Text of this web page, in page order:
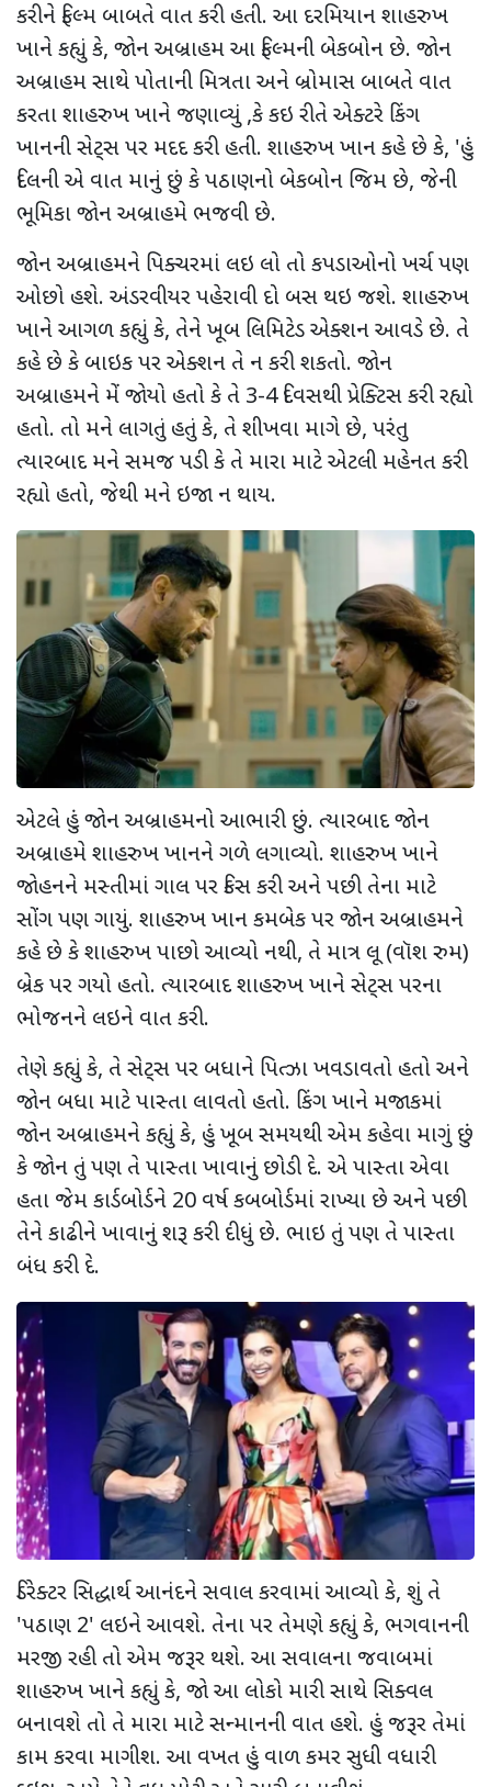
કરીને ફિલ્મ બાબતે વાત કરી હતી. આ દરમિયાન શાહરુખ
ખાને કહ્યું કે, જોન અબ્રાહમ આ ફિલ્મની બેકબોન છે. જોન
અબ્રાહમ સાથે પોતાની મિત્રતા અને બ્રોમાસ બાબતે વાત
કરતા શાહરુખ ખાને જણાવ્યું ,કે કઇ રીતે એક્ટરે કિંગ
ખાનની સેટ્સ પર મદદ કરી હતી. શાહરુખ ખાન કહે છે કે, 'હું
દિલની એ વાત માનું છું કે પઠાણનો બેકબોન જિમ છે, જેની
ભૂમિકા જોન અબ્રાહમે ભજવી છે.
જોન અબ્રાહમને પિક્ચરમાં લઇ લો તો કપડાઓનો ખર્ચ પણ
ઓછો હશે. અંડરવીયર પહેરાવી દો બસ થઇ જશે. શાહરુખ
ખાને આગળ કહ્યું કે, તેને ખૂબ લિમિટેડ એક્શન આવડે છે. તે
કહે છે કે બાઇક પર એક્શન તે ન કરી શકતો. જોન
અબ્રાહમને મેં જોયો હતો કે તે 3-4 દિવસથી પ્રેક્ટિસ કરી રહ્યો
હતો. તો મને લાગતું હતું કે, તે શીખવા માગે છે, પરંતુ
ત્યારબાદ મને સમજ પડી કે તે મારા માટે એટલી મહેનત કરી
રહ્યો હતો, જેથી મને ઇજા ન થાય.
એટલે હું જોન અબ્રાહમનો આભારી છું. ત્યારબાદ જોન
અબ્રાહમે શાહરુખ ખાનને ગળે લગાવ્યો. શાહરુખ ખાને
જોહનને મસ્તીમાં ગાલ પર કિસ કરી અને પછી તેના માટે
સોંગ પણ ગાયું. શાહરુખ ખાન કમબેક પર જોન અબ્રાહમને
કહે છે કે શાહરુખ પાછો આવ્યો નથી, તે માત્ર લૂ (વૉશ રુમ)
બ્રેક પર ગયો હતો. ત્યારબાદ શાહરુખ ખાને સેટ્સ પરના
ભોજનને લઇને વાત કરી.
તેણે કહ્યું કે, તે સેટ્સ પર બધાને પિત્ઝા ખવડાવતો હતો અને
જોન બધા માટે પાસ્તા લાવતો હતો. કિંગ ખાને મજાકમાં
જોન અબ્રાહમને કહ્યું કે, હું ખૂબ સમયથી એમ કહેવા માગું છું
કે જોન તું પણ તે પાસ્તા ખાવાનું છોડી દે. એ પાસ્તા એવા
હતા જેમ કાર્ડબોર્ડને 20 વર્ષ કબબોર્ડમાં રાખ્યા છે અને પછી
તેને કાઢીને ખાવાનું શરૂ કરી દીધું છે. ભાઇ તું પણ તે પાસ્તા
બંધ કરી દે.
ડિરેક્ટર સિદ્ધાર્થ આનંદને સવાલ કરવામાં આવ્યો કે, શું તે
'પઠાણ 2' લઇને આવશે. તેના પર તેમણે કહ્યું કે, ભગવાનની
મરજી રહી તો એમ જરૂર થશે. આ સવાલના જવાબમાં
શાહરુખ ખાને કહ્યું કે, જો આ લોકો મારી સાથે સિક્વલ
બનાવશે તો તે મારા માટે સન્માનની વાત હશે. હું જરૂર તેમાં
કામ કરવા માગીશ. આ વખત હું વાળ કમર સુધી વધારી